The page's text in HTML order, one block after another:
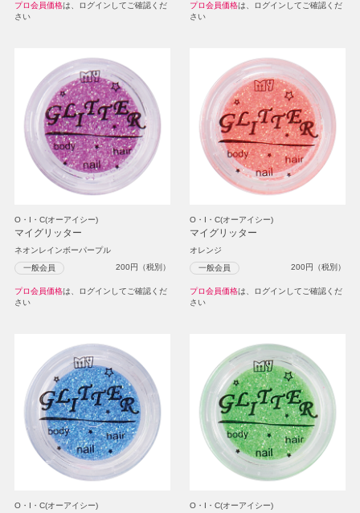
プロ会員価格は、ログインしてご確認くだ
さい
プロ会員価格は、ログインしてご確認くだ
さい
O・I・C(オーアイシー)
マイグリッター
ネオンレインボーパープル
一般会員 200円（税別）
プロ会員価格は、ログインしてご確認くだ
さい
O・I・C(オーアイシー)
マイグリッター
オレンジ
一般会員 200円（税別）
プロ会員価格は、ログインしてご確認くだ
さい
O・I・C(オーアイシー) O・I・C(オーアイシー)